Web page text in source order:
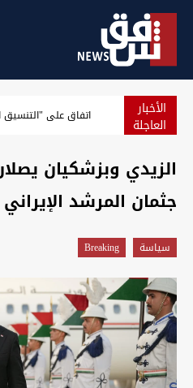
الأخبار
العاجلة اتفاق على "التنسيق
الزيدي وبزشكيان
جثمان المرشد
سیاسة Breaking